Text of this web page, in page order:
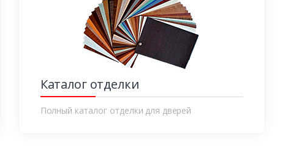
Каталог отделки
Полный каталог отделки для дверей